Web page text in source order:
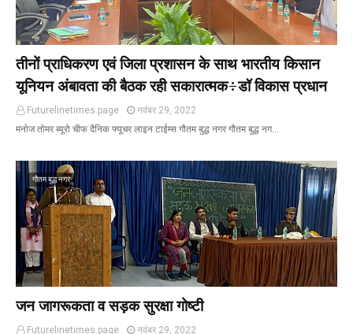
तीनों प्राधिकरण एवं जिला प्रशासन के साथ भारतीय किसान
यूनियन अंबावता की बैठक रही सकारात्मक÷डॉ विकास प्रधान
Futurelinetimes.page
नवंबर 29, 2022
मनोज तोमर ब्यूरो चीफ दैनिक फ्यूचर लाइन टाईम्स गौतम बुद्ध नगर गौतम बुद्ध नग…
गौतम बुद्ध नगर
जन जागरूकता व सड़क सुरक्षा गोष्टी
Futurelinetimes.page नवंबर 29, 2022